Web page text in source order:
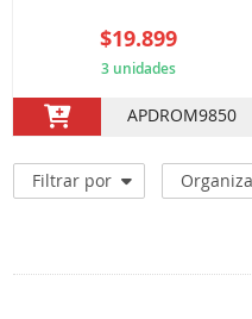
$19.899
3 unidades
APDROM9850
Filtrar por